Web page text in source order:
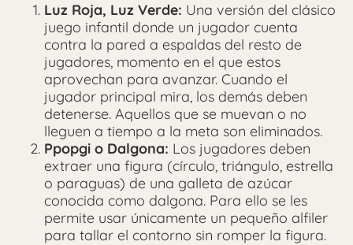
Luz Roja, Luz Verde: Una versión del clásico
juego infantil donde un jugador cuenta
contra la pared a espaldas del resto de
jugadores, momento en el que estos
aprovechan para avanzar. Cuando el
jugador principal mira, los demás deben
detenerse. Aquellos que se muevan o no
lleguen a tiempo a la meta son eliminados.
Ppopgi o Dalgona: Los jugadores deben
extraer una figura (círculo, triángulo, estrella
o paraguas) de una galleta de azúcar
conocida como dalgona. Para ello se les
permite usar únicamente un pequeño alfiler
para tallar el contorno sin romper la figura.